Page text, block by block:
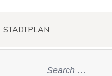
STADTPLAN